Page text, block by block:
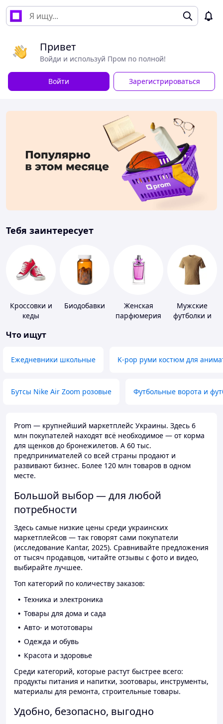
Привет
Войди и используй Пром по полной!
Войти Зарегистрироваться
Тебя заинтересует
Кроссовки и
кеды
Биодобавки
Женская
парфюмерия
Мужские
футболки и
Что ищут
Ежедневники школьные K-pop руми костюм для
Бутсы Nike Air Zoom розовые Футбольные ворота и
Prom — крупнейший маркетплейс Украины. Здесь 6
млн покупателей находят всё необходимое — от корма
для щенков до бронежилетов. А 60 тыс.
предпринимателей со всей страны продают и
развивают бизнес. Более 120 млн товаров в одном
месте.
Большой выбор — для любой
потребности
Здесь самые низкие цены среди украинских
маркетплейсов — так говорят сами покупатели
(исследование Kantar, 2025). Сравнивайте предложения
от тысяч продавцов, читайте отзывы с фото и видео,
выбирайте лучшее.
Топ категорий по количеству заказов:
Техника и электроника
Товары для дома и сада
Авто- и мототовары
Одежда и обувь
Красота и здоровье
Среди категорий, которые растут быстрее всего:
продукты питания и напитки, зоотовары, инструменты,
материалы для ремонта, строительные товары.
Удобно, безопасно, выгодно